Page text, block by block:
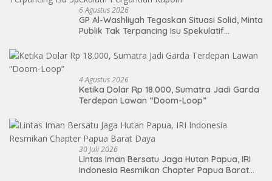
6 Agustus 2026
GP Al-Washliyah Tegaskan Situasi Solid, Minta
Publik Tak Terpancing Isu Spekulatif
4 Agustus 2026
Ketika Dolar Rp 18.000, Sumatra Jadi Garda
Terdepan Lawan “Doom-Loop”
30 Juli 2026
Lintas Iman Bersatu Jaga Hutan Papua, IRI
Indonesia Resmikan Chapter Papua Barat